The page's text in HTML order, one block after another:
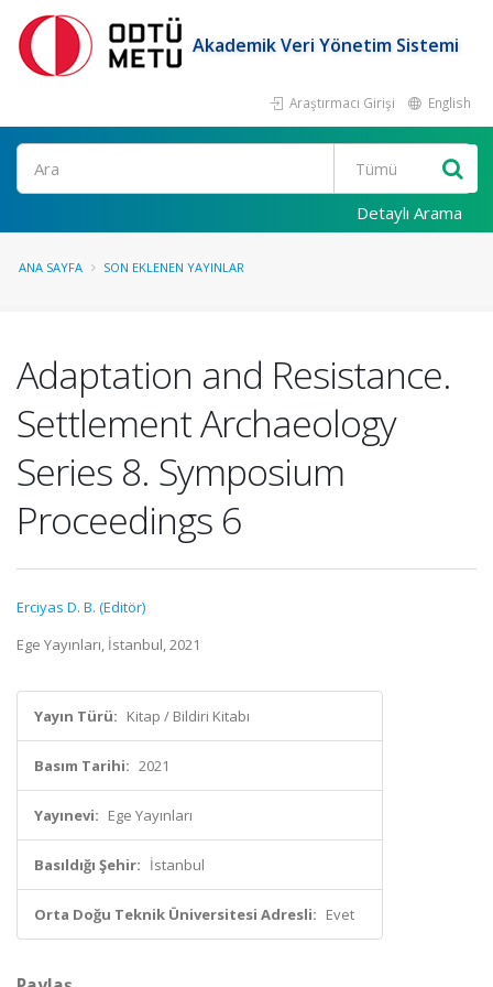
Akademik Veri Yönetim Sistemi
Araştırmacı Girişi English
Ara
Detaylı Arama
ANA SAYFA SON EKLENEN YAYINLAR
Adaptation and Resistance.
Settlement Archaeology
Series 8. Symposium
Proceedings 6
Erciyas D. B. (Editör)
Ege Yayınları, İstanbul, 2021
Yayın Türü: Kitap / Bildiri Kitabı
Basım Tarihi: 2021
Yayınevi: Ege Yayınları
Basıldığı Şehir: İstanbul
Orta Doğu Teknik Üniversitesi Adresli: Evet